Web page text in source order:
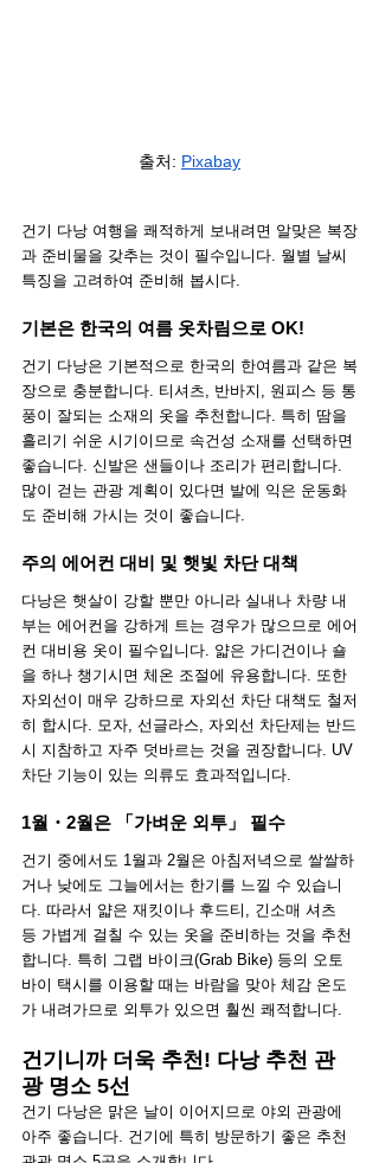
출처: Pixabay
건기 다낭 여행을 쾌적하게 보내려면 알맞은 복장
과 준비물을 갖추는 것이 필수입니다. 월별 날씨
특징을 고려하여 준비해 봅시다.
기본은 한국의 여름 옷차림으로 OK!
건기 다낭은 기본적으로 한국의 한여름과 같은 복
장으로 충분합니다. 티셔츠, 반바지, 원피스 등 통
풍이 잘되는 소재의 옷을 추천합니다. 특히 땀을
흘리기 쉬운 시기이므로 속건성 소재를 선택하면
좋습니다. 신발은 샌들이나 조리가 편리합니다.
많이 걷는 관광 계획이 있다면 발에 익은 운동화
도 준비해 가시는 것이 좋습니다.
주의 에어컨 대비 및 햇빛 차단 대책
다낭은 햇살이 강할 뿐만 아니라 실내나 차량 내
부는 에어컨을 강하게 트는 경우가 많으므로 에어
컨 대비용 옷이 필수입니다. 얇은 가디건이나 숄
을 하나 챙기시면 체온 조절에 유용합니다. 또한
자외선이 매우 강하므로 자외선 차단 대책도 철저
히 합시다. 모자, 선글라스, 자외선 차단제는 반드
시 지참하고 자주 덧바르는 것을 권장합니다. UV
차단 기능이 있는 의류도 효과적입니다.
1월・2월은 「가벼운 외투」 필수
건기 중에서도 1월과 2월은 아침저녁으로 쌀쌀하
거나 낮에도 그늘에서는 한기를 느낄 수 있습니
다. 따라서 얇은 재킷이나 후드티, 긴소매 셔츠
등 가볍게 걸칠 수 있는 옷을 준비하는 것을 추천
합니다. 특히 그랩 바이크(Grab Bike) 등의 오토
바이 택시를 이용할 때는 바람을 맞아 체감 온도
가 내려가므로 외투가 있으면 훨씬 쾌적합니다.
건기니까 더욱 추천! 다낭 추천 관
광 명소 5선
건기 다낭은 맑은 날이 이어지므로 야외 관광에
아주 좋습니다. 건기에 특히 방문하기 좋은 추천